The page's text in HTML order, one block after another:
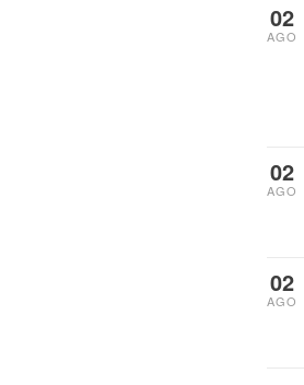
02
AGO
02
AGO
02
AGO